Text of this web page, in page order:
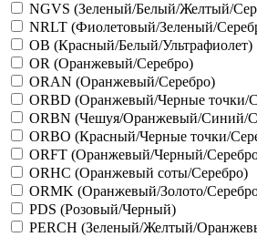
NGVS (Зеленый/Белый/Желтый/
NRLT (Фиолетовый/Зеленый/
OB (Красный/Белый/Ультрафиолет)
OR (Оранжевый/Серебро)
ORAN (Оранжевый/Серебро)
ORBD (Оранжевый/Черные точки/
ORBN (Чешуя/Оранжевый/Синий/
ORBO (Красный/Черные точки/
ORFT (Оранжевый/Черный/
ORHC (Оранжевый соты/Серебро)
ORMK (Оранжевый/Золото/
PDS (Розовый/Черный)
PERCH (Зеленый/Желтый/